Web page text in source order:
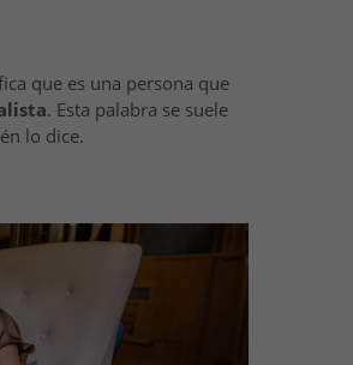
que es una persona que
. Esta palabra se suele
lo dice.